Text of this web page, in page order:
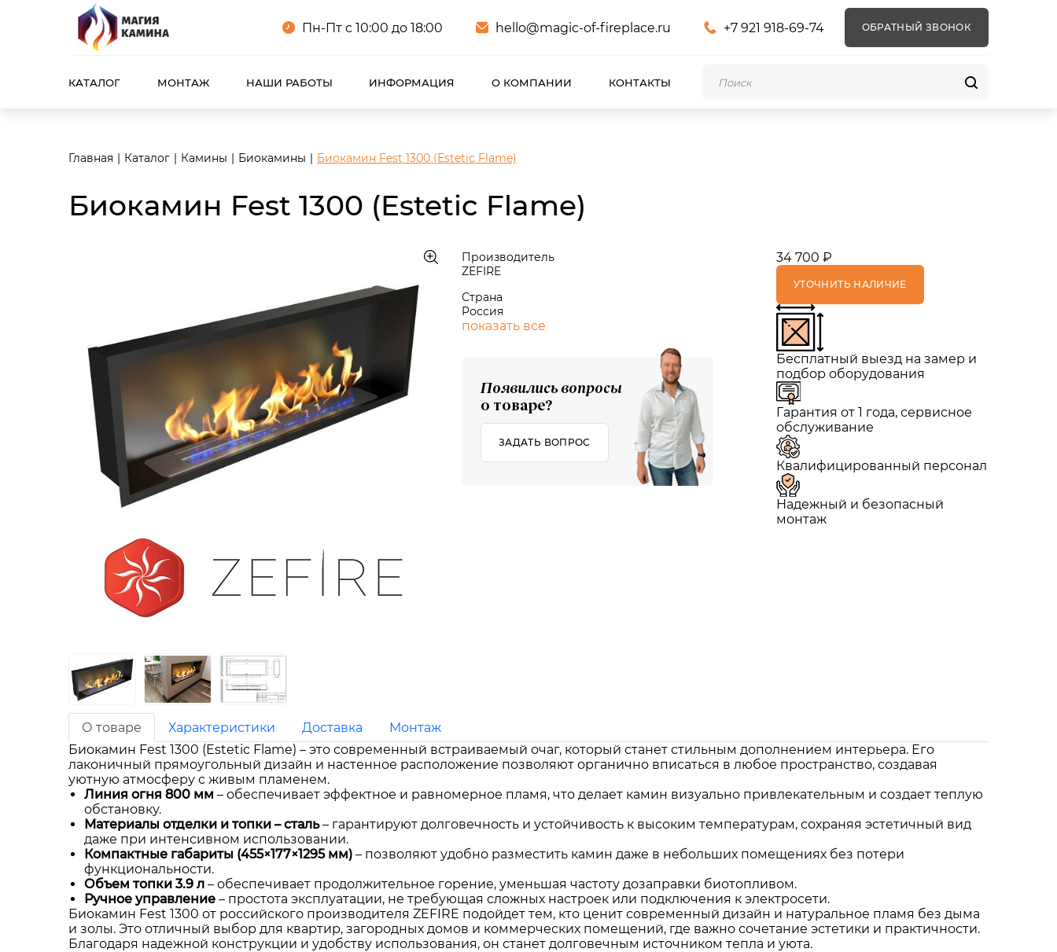
<meta name="robots" content="noindex, follow"/>
Пн-Пт с 10:00 до 18:00
hello@magic-of-fireplace.ru +7 921 918-69-74 ОБРАТНЫЙ ЗВОНОК
КАТАЛОГ МОНТАЖ НАШИ РАБОТЫ ИНФОРМАЦИЯ О КОМПАНИИ КОНТАКТЫ
Главная Каталог Камины Биокамины Биокамин Fest 1300 (Estetic Flame)
Биокамин Fest 1300 (Estetic Flame)
Производитель
ZEFIRE
Страна
Россия
показать все
Появились вопросы
о товаре?
ЗАДАТЬ ВОПРОС
34 700 ₽
УТОЧНИТЬ НАЛИЧИЕ
Бесплатный выезд на замер и
подбор оборудования
Гарантия от 1 года, сервисное
обслуживание
Квалифицированный персонал
Надежный и безопасный
монтаж
О товаре Характеристики Доставка
Монтаж
Биокамин Fest 1300 (Estetic Flame) – это современный встраиваемый очаг, который станет стильным дополнением интерьера. Его
лаконичный прямоугольный дизайн и настенное расположение позволяют органично вписаться в любое пространство, создавая
уютную атмосферу с живым пламенем.
Линия огня 800 мм – обеспечивает эффектное и равномерное пламя, что делает камин визуально привлекательным и создает теплую
обстановку.
Материалы отделки и топки – сталь– гарантируют долговечность и устойчивость к высоким температурам, сохраняя эстетичный вид
даже при интенсивном использовании.
Компактные габариты (455×177×1295 мм) – позволяют удобно разместить камин даже в небольших помещениях без потери
функциональности.
Объем топки 3.9 л – обеспечивает продолжительное горение, уменьшая частоту дозаправки биотопливом.
Ручное управление – простота эксплуатации, не требующая сложных настроек или подключения к электросети.
Биокамин Fest 1300 от российского производителя ZEFIRE подойдет тем, кто ценит современный дизайн и натуральное пламя без дыма
и золы. Это отличный выбор для квартир, загородных домов и коммерческих помещений, где важно сочетание эстетики и практичности.
Благодаря надежной конструкции и удобству использования, он станет долговечным источником тепла и уюта.